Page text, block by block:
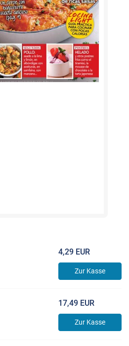
4,29 EUR
Zur Kasse
17,49 EUR
Zur Kasse